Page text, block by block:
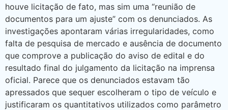
houve licitação de fato, mas sim uma “reunião de
documentos para um ajuste” com os denunciados. As
investigações apontaram várias irregularidades, como
falta de pesquisa de mercado e ausência de documento
que comprove a publicação do aviso de edital e do
resultado final do julgamento da licitação na imprensa
oficial. Parece que os denunciados estavam tão
apressados que sequer escolheram o tipo de veículo e
justificaram os quantitativos utilizados como parâmetro